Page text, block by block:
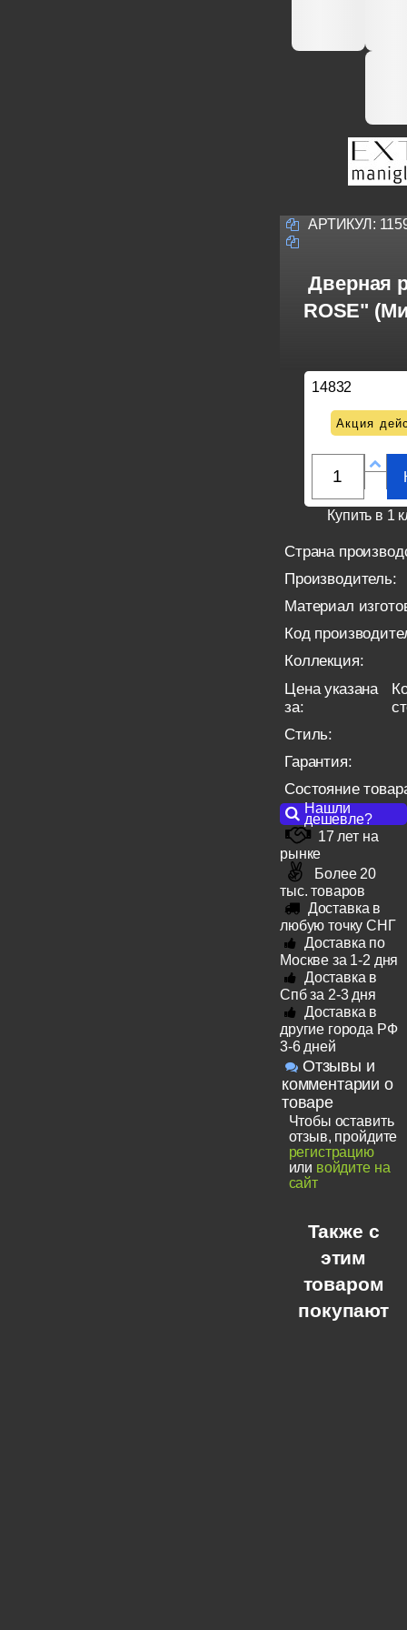
АРТИКУЛ:
Дверная
ROSE"
14832
Акция
Купить в 1
Страна
Производитель:
Материал
Код
Коллекция:
Цена указана
за:
Стиль:
Гарантия:
Состояние
Нашли
дешевле?
17 лет на
рынке
Более 20
тыс. товаров
Доставка в
любую точку СНГ
Доставка по
Москве за 1-2 дня
Доставка в
Спб за 2-3 дня
Доставка в
другие города РФ
3-6 дней
Отзывы и
комментарии о
товаре
Чтобы оставить
отзыв, пройдите
регистрацию
или войдите на
сайт
Также с
этим
товаром
покупают